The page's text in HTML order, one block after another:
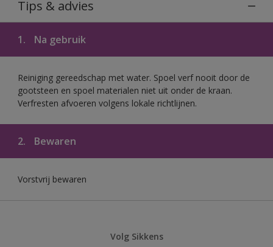
Tips & advies
1. Na gebruik
Reiniging gereedschap met water. Spoel verf nooit door de
gootsteen en spoel materialen niet uit onder de kraan.
Verfresten afvoeren volgens lokale richtlijnen.
2. Bewaren
Vorstvrij bewaren
Volg Sikkens